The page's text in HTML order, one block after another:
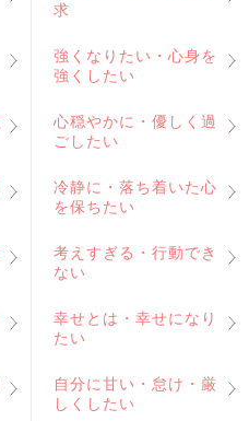
求
強くなりたい・心身を
強くしたい
心穏やかに・優しく過
ごしたい
冷静に・落ち着いた心
を保ちたい
考えすぎる・行動でき
ない
幸せとは・幸せになり
たい
自分に甘い・怠け・厳
しくしたい